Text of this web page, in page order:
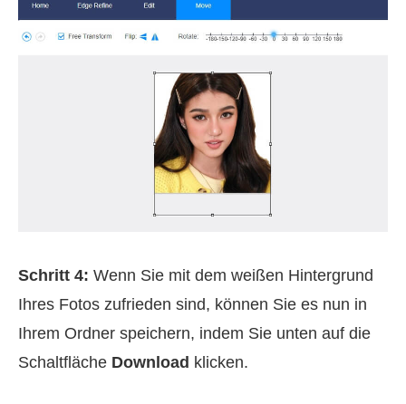
Schritt 4: Wenn Sie mit dem weißen Hintergrund
Ihres Fotos zufrieden sind, können Sie es nun in
Ihrem Ordner speichern, indem Sie unten auf die
Schaltfläche Download klicken.